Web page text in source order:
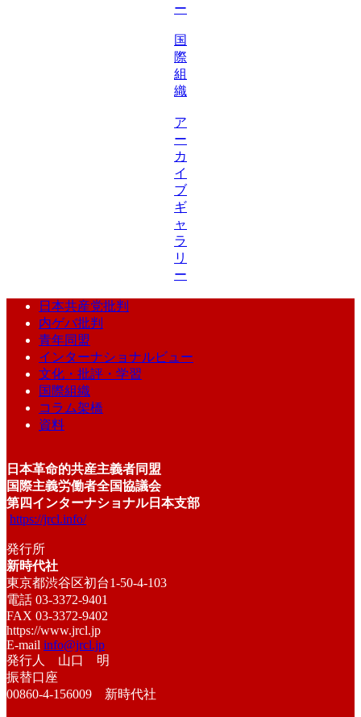
ー
国
際
組
織
ア
ー
カ
イ
ブ
ギ
ャ
ラ
リ
ー
日本共産党批判
内ゲバ批判
青年同盟
インターナショナルビュー
文化・批評・学習
国際組織
コラム架橋
資料
日本革命的共産主義者同盟
国際主義労働者全国協議会
第四インターナショナル日本支部
https://jrcl.info/
発行所
新時代社
東京都渋谷区初台1-50-4-103
電話 03-3372-9401
FAX 03-3372-9402
https://www.jrcl.jp
E-mail info@jrcl.jp
発行人 山口 明
振替口座
00860-4-156009 新時代社